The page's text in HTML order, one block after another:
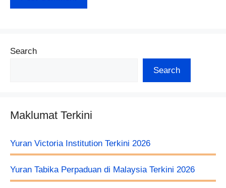
Search
Search
Maklumat Terkini
Yuran Victoria Institution Terkini 2026
Yuran Tabika Perpaduan di Malaysia Terkini 2026